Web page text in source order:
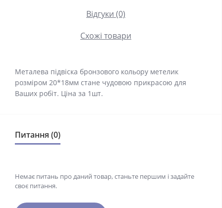
Відгуки (0)
Схожі товари
Металева підвіска бронзового кольору метелик
розміром 20*18мм стане чудовою прикрасою для
Ваших робіт. Ціна за 1шт.
Питання (0)
Немає питань про даний товар, станьте першим і задайте
своє питання.